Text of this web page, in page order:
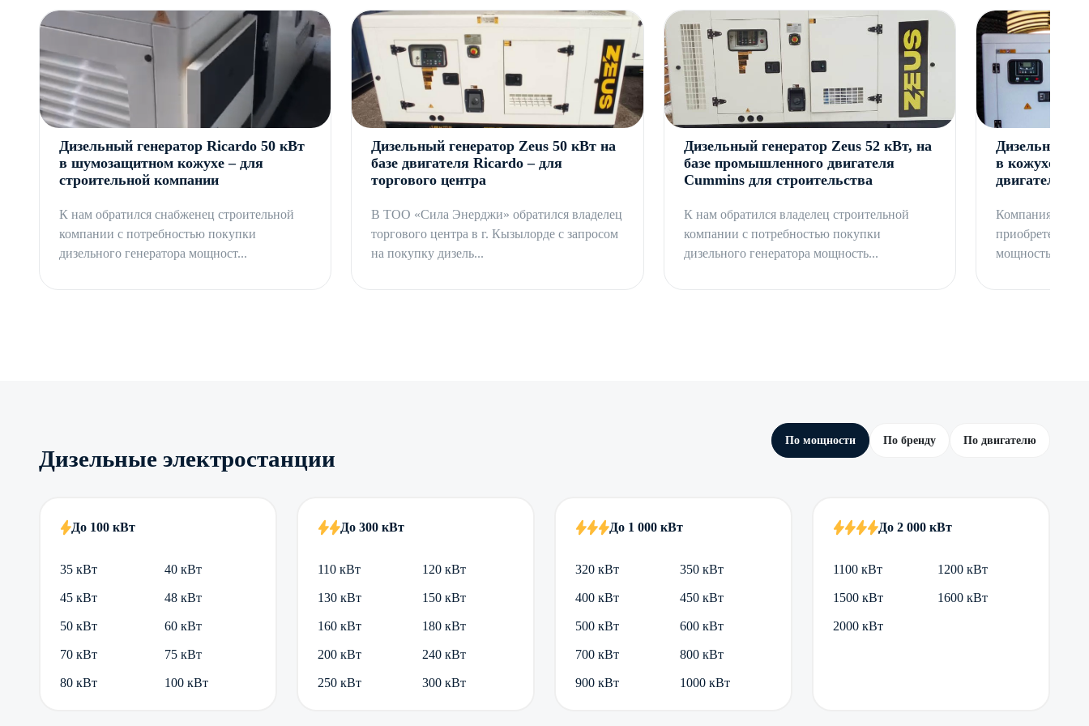
CTG AD-83RE с АВР имеет весь пакет технической документации и продолжительную гарантию производителя.
Профессиональные консультации по особенностям установки, подключения и эксплуатации предоставляем в полном
объеме без дополнительной оплаты. Доставка в г. Алматы любой транспортной компанией, инженерное
сопровождение проекта.
Дизельный генератор Ricardo 50 кВт
в шумозащитном кожухе – для
строительной компании
К нам обратился снабженец строительной
компании с потребностью покупки
дизельного генератора мощност...
Дизельный генератор Zeus 50 кВт на
базе двигателя Ricardo – для
торгового центра
В ТОО «Сила Энерджи» обратился владелец
торгового центра в г. Кызылорде с запросом
на покупку дизель...
Дизельный генератор Zeus 52 кВт, на
базе промышленного двигателя
Cummins для строительства
К нам обратился владелец строительной
компании с потребностью покупки
дизельного генератора мощность...
Дизельный
в кожухе, на
двигателя
Компания
приобретение
мощностью 120
Дизельные электростанции
По мощности По бренду По двигателю
До 100 кВт
35 кВт 40 кВт
45 кВт 48 кВт
50 кВт 60 кВт
70 кВт 75 кВт
80 кВт 100 кВт
До 300 кВт
110 кВт 120 кВт
130 кВт 150 кВт
160 кВт 180 кВт
200 кВт 240 кВт
250 кВт 300 кВт
До 1 000 кВт
320 кВт 350 кВт
400 кВт 450 кВт
500 кВт 600 кВт
700 кВт 800 кВт
900 кВт 1000 кВт
До 2 000 кВт
1100 кВт 1200 кВт
1500 кВт 1600 кВт
2000 кВт